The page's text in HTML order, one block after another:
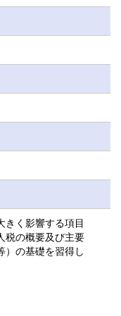
きく影響する項目
税の概要及び主要
）の基礎を習得し